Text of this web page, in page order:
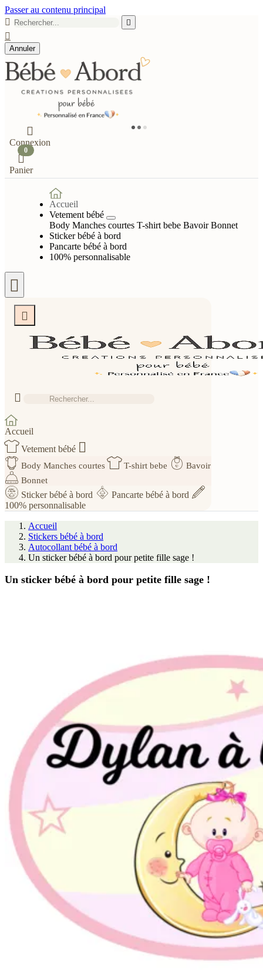
Passer au contenu principal



Annuler

Connexion

0
Panier
Accueil
Vetement bébé
Body Manches courtes T-shirt bebe BavoirBonnet
Sticker bébé à bord
Pancarte bébé à bord
100% personnalisable



Accueil
Vetement bébé 
Body Manches courtes T-shirt bebe
Bavoir
Bonnet
Sticker bébé à bord
Pancarte bébé à bord
100% personnalisable
Accueil
Stickers bébé à bord
Autocollant bébé à bord
Un sticker bébé à bord pour petite fille sage !
Un sticker bébé à bord pour petite fille sage !